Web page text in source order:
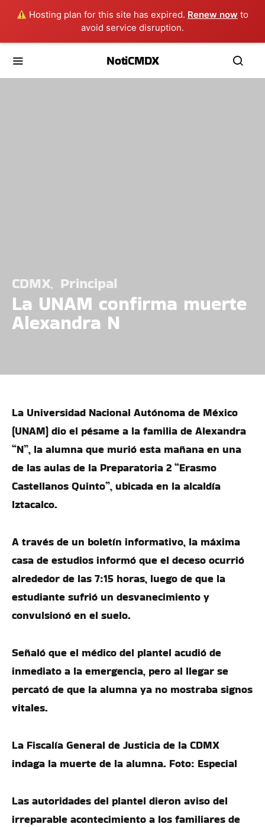
Hosting plan for this site has expired. Renew now to
avoid service disruption.
NotiCMDX
CDMX Principal
La UNAM confirma muerte
Alexandra N
La Universidad Nacional Autónoma de México
(UNAM) dio el pésame a la familia de Alexandra
“N”, la alumna que murió esta mañana en una
de las aulas de la Preparatoria 2 “Erasmo
Castellanos Quinto”, ubicada en la alcaldía
Iztacalco.
A través de un boletín informativo, la máxima
casa de estudios informó que el deceso ocurrió
alrededor de las 7:15 horas, luego de que la
estudiante sufrió un desvanecimiento y
convulsionó en el suelo.
Señaló que el médico del plantel acudió de
inmediato a la emergencia, pero al llegar se
percató de que la alumna ya no mostraba signos
vitales.
La Fiscalía General de Justicia de la CDMX
indaga la muerte de la alumna. Foto: Especial
Las autoridades del plantel dieron aviso del
irreparable acontecimiento a los familiares de